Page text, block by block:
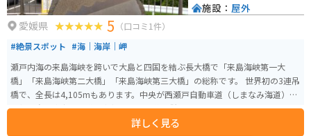
愛媛県 5 （口コミ1件）
#絶景スポット #海｜海岸｜岬
瀬戸内海の来島海峡を跨いで大島と四国を結ぶ長大橋で「来島海峡第一大
橋」「来島海峡第二大橋」「来島海峡第三大橋」の総称です。 世界初の3連吊
橋で、全長は4,105mもあります。中央が西瀬戸自動車道（しまなみ海道）で
北側に自転車歩行者道、南側にバイク道を併設されています。
詳しく見る
施設： 屋外